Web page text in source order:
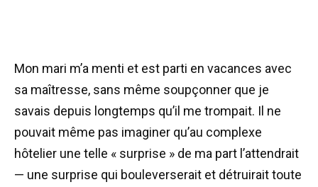
Mon mari m’a menti et est parti en vacances avec
sa maîtresse, sans même soupçonner que je
savais depuis longtemps qu’il me trompait. Il ne
pouvait même pas imaginer qu’au complexe
hôtelier une telle « surprise » de ma part l’attendrait
— une surprise qui bouleverserait et détruirait toute